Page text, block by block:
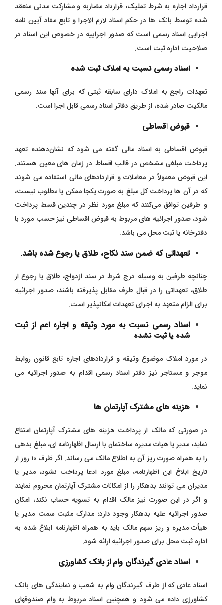
قرارداد اجاره به شرط تملیک، قرارداد مضاربه و مشارکت مدنی منعقد
شده توسط بانک ها در حکم اسناد لازم الاجرا و تابع مفاد آیین نامه
اجرایی اسناد رسمی است که صدور اجراییه در خصوص این اسناد در
صلاحیت اداره ثبت است.
اسناد رسمی نسبت به املاک ثبت شده
تعهدات راجع به املاک دارای سابقه ثبتی که برای آنها سند رسمی
مالکیت صادر شده، از طریق دفاتر اسناد رسمی قابل اجرا است.
قبوض اقساطی
قبوض اقساطی به اسناد مالی گفته می ‌شود که نشان‌دهنده تعهد
پرداخت مبلغی مشخص در قالب اقساط در زمان‌ های معین هستند.
این قبوض معمولاً در معاملات و قراردادهای مالی استفاده می‌ شوند
که در آن‌ ها پرداخت کل مبلغ به صورت یکجا ممکن یا مطلوب نیست،
و طرفین توافق می‌کنند که مبلغ مورد نظر در چندین قسط پرداخت
شود، صدور اجرائیه های مربوط به قبوض اقساطی نیز حسب مورد با
دفترخانه یا ثبت محل می باشد.
تعهداتی که ضمن سند نکاح، طلاق یا رجوع شده باشد.
چنانچه طرفین به وسیله درج شرط در سند ازدواج، طلاق یا رجوع از
طلاق، تعهداتی را در قبال طرف مقابل پذیرفته باشند، صدور اجرائیه
برای الزام متعهد به اجرای تعهدات امکانپذیر است.
اسناد رسمی نسبت به مورد وثیقه و اجاره اعم از ثبت
شده یا ثبت نشده
در مورد املاک موضوع وثیقه و قراردادهای اجاره تابع قانون روابط
موجر و مستاجر نیز دفتر اسناد رسمی اقدام به صدور اجرائیه می
نماید.
هزینه های مشترک آپارتمان ها
در صورتی که مالک از پرداخت هزینه های مشترک آپارتمان امتناع
نماید، مدیر یا هیات مدیره ساختمان با ارسال اظهارنامه ای، مبلغ بدهی
را به همراه صورت ریز آن به اطلاع مالک می رساند. اگر ظرف ۱۰ روز از
تاریخ ابلاغ این اظهارنامه، مبلغ مورد ادعا پرداخت نشود، مدیر یا
مدیران می توانند بدهکار را از امکانات مشترک آپارتمان محروم نمایند
و اگر در این صورت نیز مالک اقدام به تسویه حساب نکند، امکان
صدور اجرائیه علیه بدهکار وجود دارد؛ مدارک مثبت سمت مدیر یا
هیأت مدیره و ریز سهم مالک باید به همراه اظهارنامه ابلاغ‌ شده به
اداره ثبت محل برای صدور اجرائیه ارائه شود.
اسناد عادی گیرندگان وام از بانک کشاورزی
اسناد عادی که از طرف گیرندگان وام به شعب و نمایندگی های بانک
کشاورزی داده می‌ شود و همچنین اسناد مربوط به وام صندوقهای